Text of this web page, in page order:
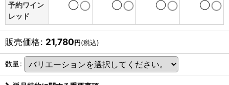
予約ワイン
レッド
◯ ◯ ◯ ◯
販売価格: 21,780円(税込)
数量: